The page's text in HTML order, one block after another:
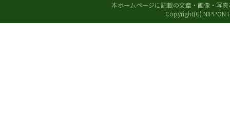
本ホームページに記載の文章・画像・写
Copyright(C) NIPPON